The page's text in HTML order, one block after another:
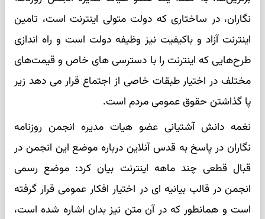
نگاران، در ساختاری که دولت متولی اینترنت است، تامین
اینترنت آزاد و باکیفیت نیز وظیفه دولت است و راه اندازی
طرح‌هایی که اینترنت را با دسترسی های خاص و قیمت‌های
مختلف در اختیار طبقات خاصی از اجتماع قرار می دهد زیر
پا گذاشتن حقوق عمومی مردم است.
نغمه دانش آشتیانی عضو هیات مدیره انجمن روزنامه
نگاران در پاسخ به قدس آنلاین درباره موضع این انجمن در
قبال قطعی چند ماهه اینترنت بیان کرد: موضع رسمی
انجمن در قالب بیانیه ای در اختیار افکار عمومی قرار گرفته
است و همانطور که در آن متن نیز بدان اشاره شده است،